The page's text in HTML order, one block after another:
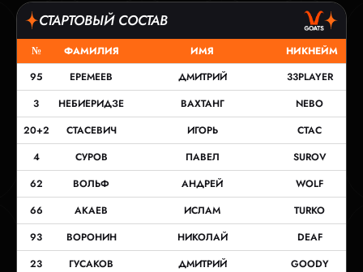
СТАРТОВЫЙ СОСТАВ
№ ФАМИЛИЯ ИМЯ
НИКНЕЙМ
95
ЕРЕМЕЕВ ДМИТРИЙ
33PLAYER
3
НЕБИЕРИДЗЕ ВАХТАНГ
NEBO
20+2
СТАСЕВИЧ ИГОРЬ
СТАС
4
СУРОВ ПАВЕЛ
SUROV
62
ВОЛЬФ АНДРЕЙ
WOLF
66
АКАЕВ ИСЛАМ
TURKO
93
ВОРОНИН НИКОЛАЙ
DEAF
23
ГУСАКОВ ДМИТРИЙ
GOODY